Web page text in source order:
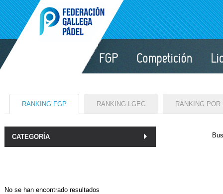
RANKING FGP RANKING LGEC RANKING POR
CATEGORÍA
No se han encontrado resultados